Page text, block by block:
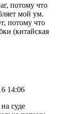
потому что
мой ум.
потому что
(китайская
14:06
суде